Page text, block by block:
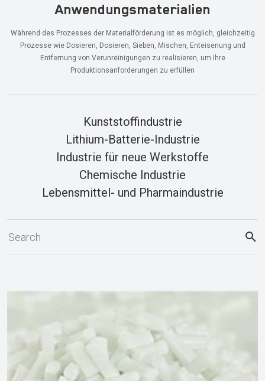
Anwendungsmaterialien
Während des Prozesses der Materialförderung ist es möglich, gleichzeitig
Prozesse wie Dosieren, Dosieren, Sieben, Mischen, Enteisenung und
Entfernung von Verunreinigungen zu realisieren, um Ihre
Produktionsanforderungen zu erfüllen
Kunststoffindustrie
Lithium-Batterie-Industrie
Industrie für neue Werkstoffe
Chemische Industrie
Lebensmittel- und Pharmaindustrie